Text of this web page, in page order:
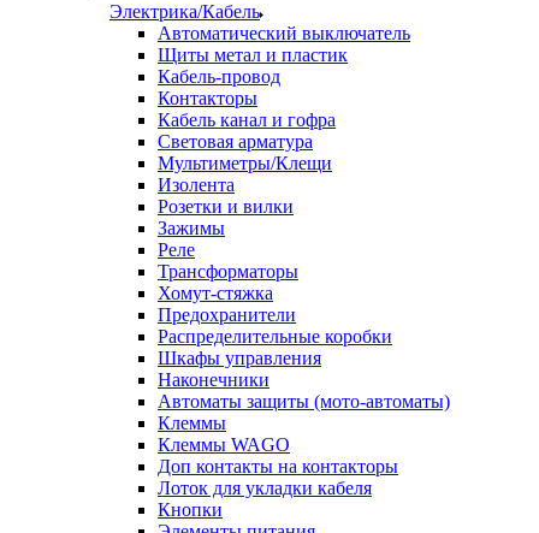
Электрика/Кабель
Автоматический выключатель
Щиты метал и пластик
Кабель-провод
Контакторы
Кабель канал и гофра
Световая арматура
Мультиметры/Клещи
Изолента
Розетки и вилки
Зажимы
Реле
Трансформаторы
Хомут-стяжка
Предохранители
Распределительные коробки
Шкафы управления
Наконечники
Автоматы защиты (мото-автоматы)
Клеммы
Клеммы WAGO
Доп контакты на контакторы
Лоток для укладки кабеля
Кнопки